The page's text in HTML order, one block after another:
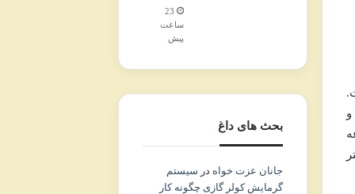
است.
23
ساعت
پیش
بحث های داغ
جانان عزت خواه در سیستم
گرمایش کولر گازی چگونه کار